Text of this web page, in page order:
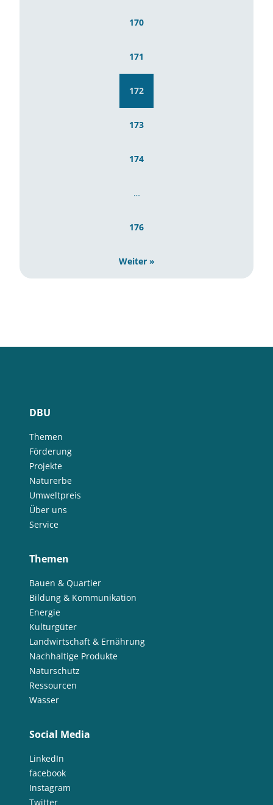
170
171
172
173
174
…
176
Weiter »
DBU
Themen
Förderung
Projekte
Naturerbe
Umweltpreis
Über uns
Service
Themen
Bauen & Quartier
Bildung & Kommunikation
Energie
Kulturgüter
Landwirtschaft & Ernährung
Nachhaltige Produkte
Naturschutz
Ressourcen
Wasser
Social Media
LinkedIn
facebook
Instagram
Twitter